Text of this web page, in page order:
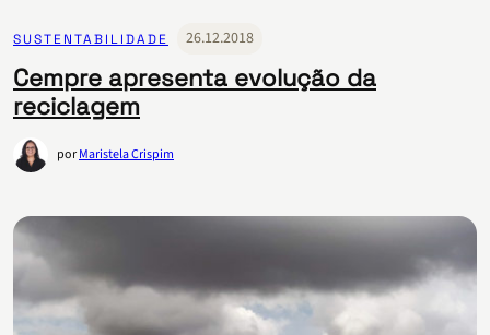
SUSTENTABILIDADE 26.12.2018
Cempre apresenta evolução da
reciclagem
porMaristela Crispim